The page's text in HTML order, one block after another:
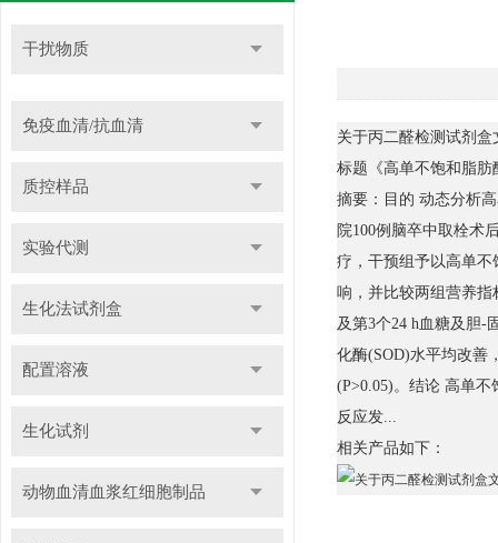
干扰物质
免疫血清/抗血清
质控样品
实验代测
生化法试剂盒
配置溶液
生化试剂
动物血清血浆红细胞制品
关于丙二醛检测试剂盒
标题《高单不饱和脂
摘要：目的 动态分析
院100例脑卒中取栓术
疗，干预组予以高单
响，并比较两组营养指
及第3个24 h血糖及胆-
化酶(SOD)水平均改善
(P>0.05)。结论 高单
反应发...
相关产品如下：